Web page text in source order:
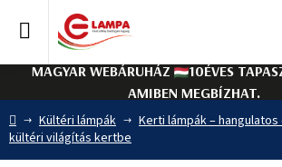
tartalomhoz
MAGYAR WEBÁRUHÁZ
10ÉVES
AMIBEN MEGBÍZHAT.
Kezdőlap
Kültéri lámpák
Kerti lámpák –
kültéri világítás kertbe